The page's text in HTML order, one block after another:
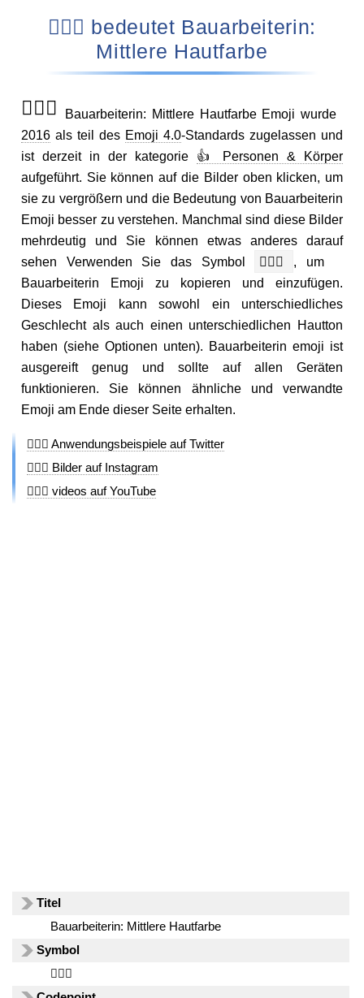
👷🏽‍♀️ bedeutet Bauarbeiterin:
Mittlere Hautfarbe
👷🏽‍♀️
Bauarbeiterin: Mittlere Hautfarbe Emoji wurde
2016als teil des Emoji 4.0-Standards zugelassen und
ist derzeit in der kategorie 👍 Personen & Körper
aufgeführt. Sie können auf die Bilder oben klicken, um
sie zu vergrößern und die Bedeutung von Bauarbeiterin
Emoji besser zu verstehen. Manchmal sind diese Bilder
mehrdeutig und Sie können etwas anderes darauf
sehen Verwenden Sie das Symbol
👷🏽‍♀️
, um
Bauarbeiterin Emoji zu kopieren und einzufügen.
Dieses Emoji kann sowohl ein unterschiedliches
Geschlecht als auch einen unterschiedlichen Hautton
haben (siehe Optionen unten). Bauarbeiterin emoji ist
ausgereift genug und sollte auf allen Geräten
funktionieren. Sie können ähnliche und verwandte
Emoji am Ende dieser Seite erhalten.
👷🏽‍♀️ Anwendungsbeispiele auf Twitter
👷🏽‍♀️ Bilder auf Instagram
👷🏽‍♀️ videos auf YouTube
Titel
Bauarbeiterin: Mittlere Hautfarbe
Symbol
👷🏽‍♀️